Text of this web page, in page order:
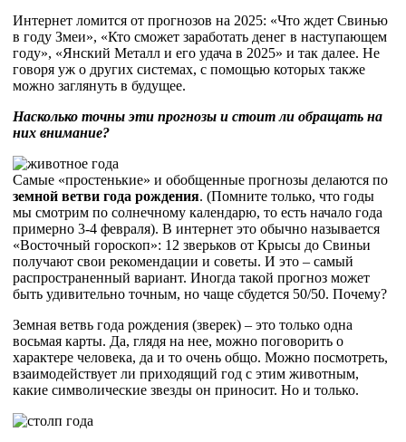
Интернет ломится от прогнозов на 2025: «Что ждет Свинью
в году Змеи», «Кто сможет заработать денег в наступающем
году», «Янский Металл и его удача в 2025» и так далее. Не
говоря уж о других системах, с помощью которых также
можно заглянуть в будущее.
Насколько точны эти прогнозы и стоит ли обращать на
них внимание?
Самые «простенькие» и обобщенные прогнозы делаются по
земной ветви года рождения. (Помните только, что годы
мы смотрим по солнечному календарю, то есть начало года
примерно 3-4 февраля). В интернет это обычно называется
«Восточный гороскоп»: 12 зверьков от Крысы до Свиньи
получают свои рекомендации и советы. И это – самый
распространенный вариант. Иногда такой прогноз может
быть удивительно точным, но чаще сбудется 50/50. Почему?
Земная ветвь года рождения (зверек) – это только одна
восьмая карты. Да, глядя на нее, можно поговорить о
характере человека, да и то очень общо. Можно посмотреть,
взаимодействует ли приходящий год с этим животным,
какие символические звезды он приносит. Но и только.